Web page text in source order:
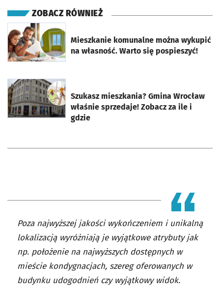
ZOBACZ RÓWNIEŻ
Mieszkanie komunalne można wykupić
na własność. Warto się pospieszyć!
otworzy się w nowej karcie
Szukasz mieszkania? Gmina Wrocław
właśnie sprzedaje! Zobacz za ile i
gdzie
otworzy się w nowej karcie
Poza najwyższej jakości wykończeniem i unikalną
lokalizacją wyróżniają je wyjątkowe atrybuty jak
np. położenie na najwyższych dostępnych w
mieście kondygnacjach, szereg oferowanych w
budynku udogodnień czy wyjątkowy widok.